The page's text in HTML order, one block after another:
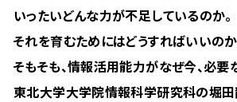
いったいどんな力が不足しているのか。
それを育むためにはどうすればいいのか
そもそも、情報活用能力がなぜ今、必要
東北大学大学院情報科学研究科の堀田